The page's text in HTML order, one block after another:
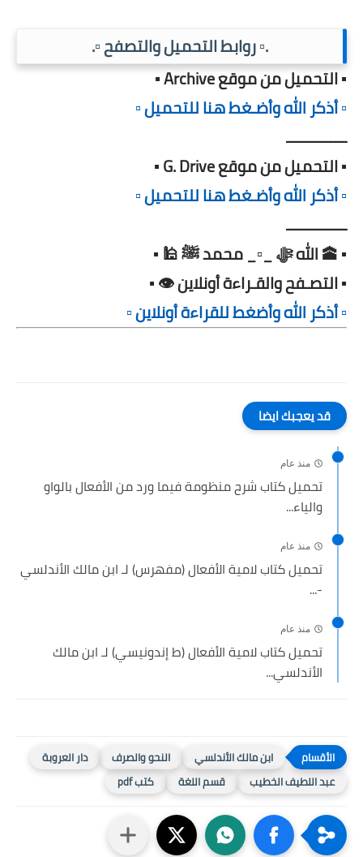
.▫️ روابط التحميل والتصفح ▫️.
▪️ التحميل من موقع Archive ▪️
▫️ أذكر الله وأضـغط هنا للتحميل ▫️
ـــــــــــــــ
▪️ التحميل من موقع G. Drive ▪️
▫️ أذكر الله وأضـغط هنا للتحميل ▫️
ـــــــــــــــ
▪️ 🕋 الله ﷻ _▫️_ محمد ﷺ 🕌 ▪️
▪️ التصـفح والقـراءة أونلاين 👁️ ▪️
▫️ أذكر الله وأضغط للقراءة أونلاين ▫️
قد يعجبك ايضا
منذ عام
تحميل كتاب شرح منظومة فيما ورد من الأفعال بالواو
والياء...
منذ عام
تحميل كتاب لامية الأفعال (مفهرس) لـ ابن مالك الأندلسي
-...
منذ عام
تحميل كتاب لامية الأفعال (ط إندونيسي) لـ ابن مالك
الأندلسي...
ابن مالك الأندلسي النحو والصرف
دار العروبة
عبد اللطيف الخطيب
قسم اللغة كتب pdf